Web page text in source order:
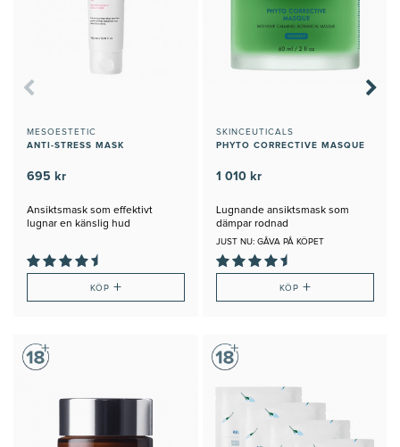
MESOESTETIC
ANTI-STRESS MASK
695 kr
Ansiktsmask som effektivt
lugnar en känslig hud
KÖP +
SKINCEUTICALS
PHYTO CORRECTIVE MASQUE
1 010 kr
Lugnande ansiktsmask som
dämpar rodnad
JUST NU: GÅVA PÅ KÖPET
KÖP +